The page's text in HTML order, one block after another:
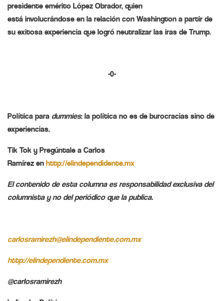
presidente emérito López Obrador, quien
está involucrándose en la relación con Washington a partir de
su exitosa experiencia que logró neutralizar las iras de Trump.
-0-
Política para dummies: la política no es de burocracias sino de
experiencias.
Tik Tok y Pregúntale a Carlos
Ramírez en http://elindependidente.mx
El contenido de esta columna es responsabilidad exclusiva del
columnista y no del periódico que la publica.
carlosramirezh@elindependiente.com.mx
http://elindependiente.com.mx
@carlosramirezh